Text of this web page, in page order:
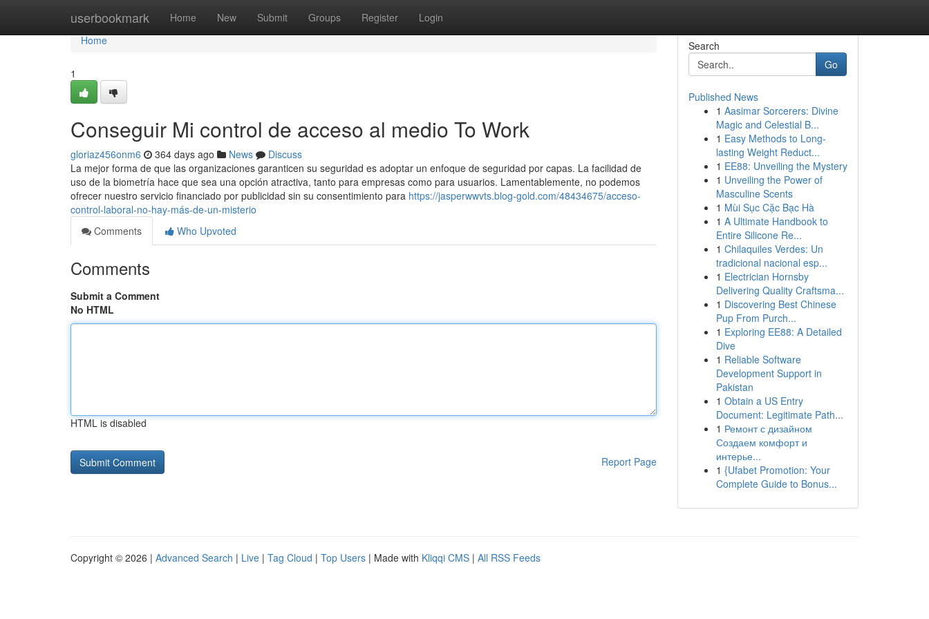
userbookmark Home New Submit Groups Register Login
Home
Home
1
Conseguir Mi control de acceso al medio To Work
gloriaz456onm6 364 days ago News
Discuss
La mejor forma de que las organizaciones garanticen su seguridad es adoptar un enfoque de seguridad por capas. La facilidad de
uso de la biometría hace que sea una opción atractiva, tanto para empresas como para usuarios. Lamentablemente, no podemos
ofrecer nuestro servicio financiado por publicidad sin su consentimiento para https://jasperwwvts.blog-gold.com/48434675/acceso-
control-laboral-no-hay-más-de-un-misterio
Comments
Who Upvoted
Comments
Submit a Comment
No HTML
HTML is disabled
Report Page
Search
Go
Published News
1 Aasimar Sorcerers: Divine
Magic and Celestial B...
1 Easy Methods to Long-
lasting Weight Reduct...
1 EE88: Unveiling the Mystery
1 Unveiling the Power of
Masculine Scents
1 Mùi Sục Cặc Bạc Hà
1 A Ultimate Handbook to
Entire Silicone Re...
1 Chilaquiles Verdes: Un
tradicional nacional esp...
1 Electrician Hornsby
Delivering Quality Craftsma...
1 Discovering Best Chinese
Pup From Purch...
1 Exploring EE88: A Detailed
Dive
1 Reliable Software
Development Support in
Pakistan
1 Obtain a US Entry
Document: Legitimate Path...
1 Ремонт с дизайном
Создаем комфорт и
интерье...
1 {Ufabet Promotion: Your
Complete Guide to Bonus...
Copyright © 2026 | Advanced Search | Live | Tag Cloud | Top Users | Made with Kliqqi CMS | All RSS Feeds